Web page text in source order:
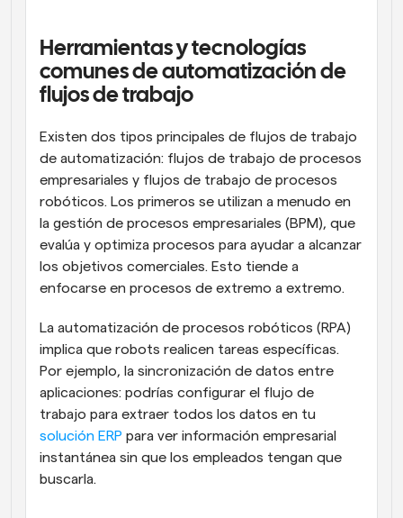
Herramientas y tecnologías
comunes de automatización de
flujos de trabajo
Existen dos tipos principales de flujos de trabajo
de automatización: flujos de trabajo de procesos
empresariales y flujos de trabajo de procesos
robóticos. Los primeros se utilizan a menudo en
la gestión de procesos empresariales (BPM), que
evalúa y optimiza procesos para ayudar a alcanzar
los objetivos comerciales. Esto tiende a
enfocarse en procesos de extremo a extremo.
La automatización de procesos robóticos (RPA)
implica que robots realicen tareas específicas.
Por ejemplo, la sincronización de datos entre
aplicaciones: podrías configurar el flujo de
solución ERP para ver información empresarial
instantánea sin que los empleados tengan que
buscarla.